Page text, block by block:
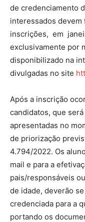
de credenciamento
interessados devem
inscrições, em
exclusivamente por
disponibilizado na
divulgadas no site
Após a inscrição
candidatos, que
apresentadas no
de priorização
4.794/2022. Os
mail e para a
pais/responsáveis
de idade, deverão
credenciada para a
portando os